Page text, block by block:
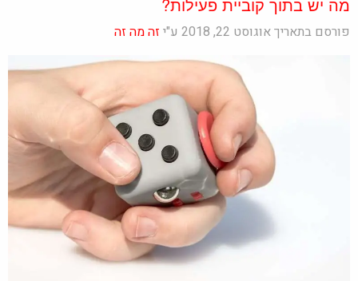
פורסם בתאריך אוגוסט 22, 2018 ע"י זה מה זה